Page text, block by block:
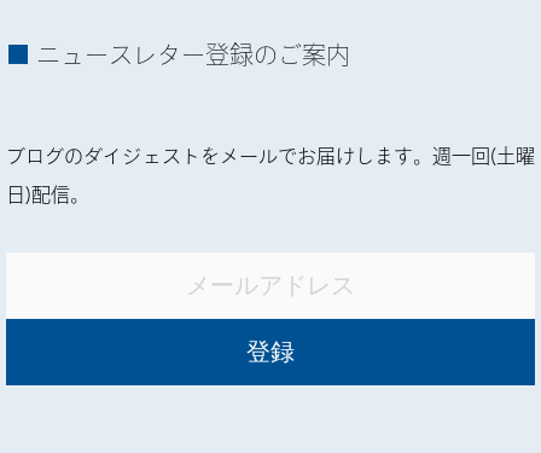
ニュースレター登録のご案内
ブログのダイジェストをメールでお届けします。週一回(土曜
日)配信。